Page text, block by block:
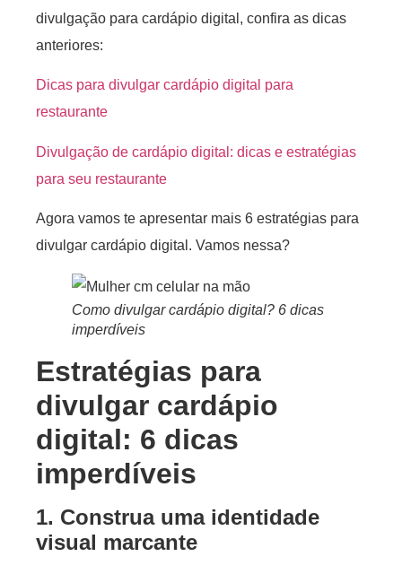
divulgação para cardápio digital, confira as dicas
anteriores:
Dicas para divulgar cardápio digital para
restaurante
Divulgação de cardápio digital: dicas e estratégias
para seu restaurante
Agora vamos te apresentar mais 6 estratégias para
divulgar cardápio digital. Vamos nessa?
Como divulgar cardápio digital? 6 dicas
imperdíveis
Estratégias para
divulgar cardápio
digital: 6 dicas
imperdíveis
1. Construa uma identidade
visual marcante